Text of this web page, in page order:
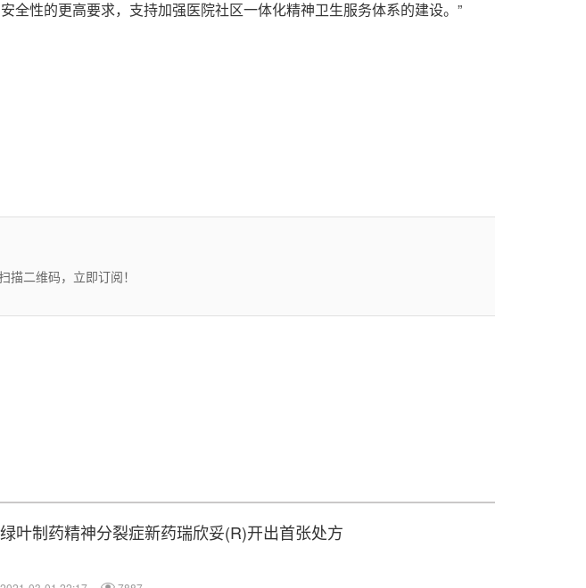
全性的更高要求，支持加强医院社区一体化精神卫生服务体系的建设。”
二维码，立即订阅！
绿叶制药精神分裂症新药瑞欣妥(R)开出首张处方